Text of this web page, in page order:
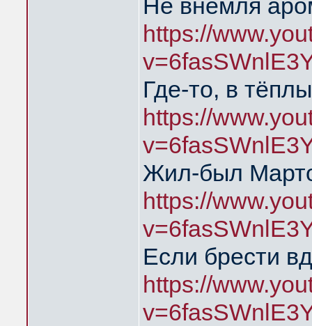
Не внемля
https://
Где-то, в
https://
Жил-был
https://
Если брести
https://